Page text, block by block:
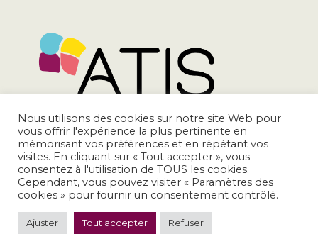
un
nouvel
onglet
un
nouvel
onglet
contact@atis-asso.org
Copyright 2026 - Atis Association Territoires et Innovation Sociale -
Tous droits réservés -
Mentions légales et politiques de confidentialité
Nous utilisons des cookies sur notre site Web pour
vous offrir l'expérience la plus pertinente en
mémorisant vos préférences et en répétant vos
visites. En cliquant sur « Tout accepter », vous
consentez à l'utilisation de TOUS les cookies.
Cependant, vous pouvez visiter « Paramètres des
cookies » pour fournir un consentement contrôlé.
Ajuster Tout accepter Refuser